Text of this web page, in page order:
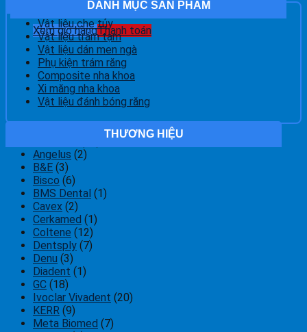
Tổng số phụ: 215.000₫
Xem giỏ hàngThanh toán
DANH MỤC SẢN PHẨM
Vật liệu che tủy
Vật liệu trám tạm
Vật liệu dán men ngà
Phụ kiện trám răng
Composite nha khoa
Xi măng nha khoa
Vật liệu đánh bóng răng
THƯƠNG HIỆU
Angelus (2)
B&E (3)
Bisco (6)
BMS Dental (1)
Cavex (2)
Cerkamed (1)
Coltene (12)
Dentsply (7)
Denu (3)
Diadent (1)
GC (18)
Ivoclar Vivadent (20)
KERR (9)
Meta Biomed (7)